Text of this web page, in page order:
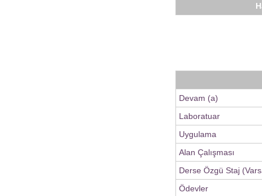
Devam (a)
Laboratuar
Uygulama
Alan Çalışması
Derse Özgü Staj
Ödevler